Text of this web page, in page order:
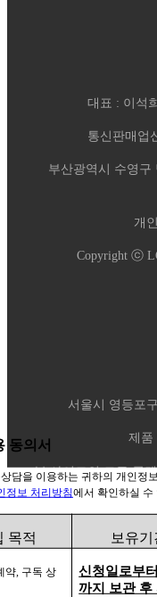
대표 : 이석
통신판매업
부산광역시 수영구
개
Copyright ⓒ
서울시 영등포
제품
본 사이트의 모든 콘
동의서
담을 이용하는 귀하의 개인정
정보 처리방침에서 확인하실 수
목적 보유기
약, 구독 상 신청일로부터
까지 보관 후